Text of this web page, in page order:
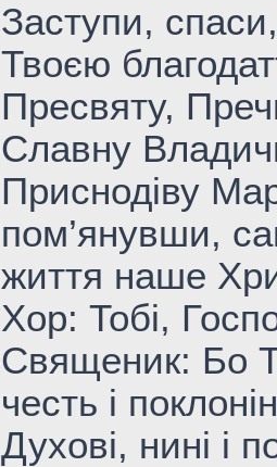
Заступи,
Твоєю
Пресвяту,
Славну
Приснодіву
пом’янувши,
життя наше
Хор: Тобі,
Священик: Бо
честь і
Духові, нині і